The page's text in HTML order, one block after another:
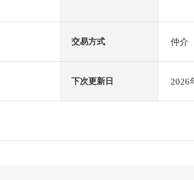
交易方式 仲介
下次更新日 2026